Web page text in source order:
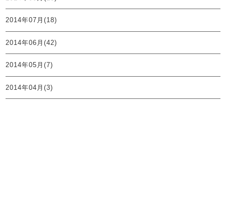
2014年07月(18)
2014年06月(42)
2014年05月(7)
2014年04月(3)